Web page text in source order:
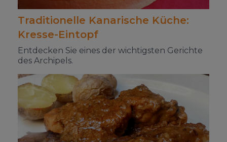
Traditionelle Kanarische Küche:
Kresse-Eintopf
Entdecken Sie eines der wichtigsten Gerichte
des Archipels.